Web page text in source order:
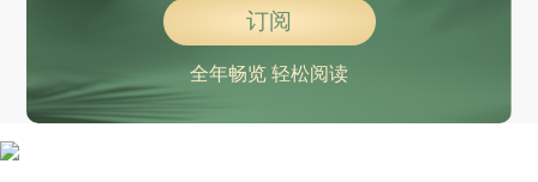
订阅
全年畅览 轻松阅读